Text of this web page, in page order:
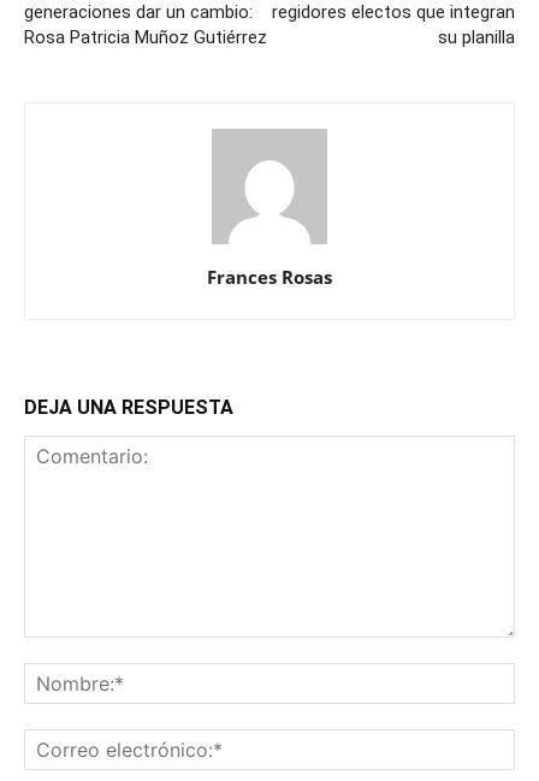
generaciones dar un cambio:
Rosa Patricia Muñoz Gutiérrez
regidores electos que integran
su planilla
Frances Rosas
DEJA UNA RESPUESTA